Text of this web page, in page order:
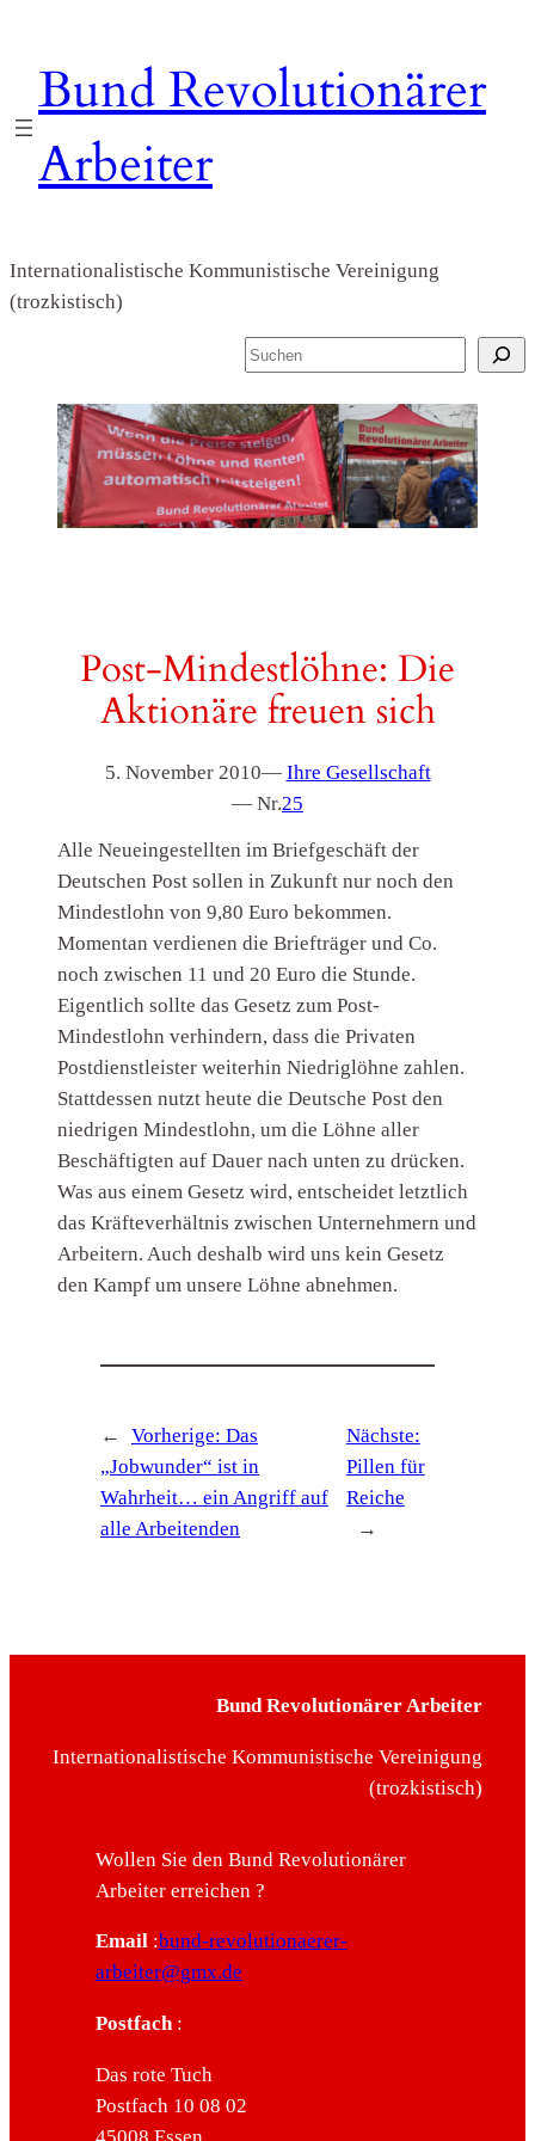
springen
Bund Revolutionärer
Arbeiter
Internationalistische Kommunistische Vereinigung
(trozkistisch)
S
c
h
e
n
Post-Mindestlöhne: Die
Aktionäre freuen sich
5. November 2010— Ihre Gesellschaft
— Nr.25
Alle Neueingestellten im Briefgeschäft der
Deutschen Post sollen in Zukunft nur noch den
Mindestlohn von 9,80 Euro bekommen.
Momentan verdienen die Briefträger und Co.
noch zwischen 11 und 20 Euro die Stunde.
Eigentlich sollte das Gesetz zum Post-
Mindestlohn verhindern, dass die Privaten
Postdienstleister weiterhin Niedriglöhne zahlen.
Stattdessen nutzt heute die Deutsche Post den
niedrigen Mindestlohn, um die Löhne aller
Beschäftigten auf Dauer nach unten zu drücken.
Was aus einem Gesetz wird, entscheidet letztlich
das Kräfteverhältnis zwischen Unternehmern und
Arbeitern. Auch deshalb wird uns kein Gesetz
den Kampf um unsere Löhne abnehmen.
← Vorherige: Das
„Jobwunder“ ist in
Wahrheit… ein Angriff auf
alle Arbeitenden
Nächste:
Pillen für
Reiche
→
Bund Revolutionärer Arbeiter
Internationalistische Kommunistische Vereinigung
(trozkistisch)
Wollen Sie den Bund Revolutionärer
Arbeiter erreichen ?
Email:bund-revolutionaerer-
arbeiter@gmx.de
Postfach:
Das rote Tuch
Postfach 10 08 02